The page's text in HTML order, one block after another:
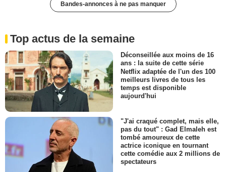
Bandes-annonces à ne pas manquer
Top actus de la semaine
Déconseillée aux moins de 16
ans : la suite de cette série
Netflix adaptée de l'un des 100
meilleurs livres de tous les
temps est disponible
aujourd'hui
"J'ai craqué complet, mais elle,
pas du tout" : Gad Elmaleh est
tombé amoureux de cette
actrice iconique en tournant
cette comédie aux 2 millions de
spectateurs